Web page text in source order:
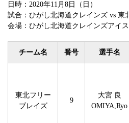
日時：2020年11月8日（日）
試合：ひがし北海道クレインズ vs 東
会場：ひがし北海道クレインズアイ
チーム名 番号 選手名
東北フリー
ブレイズ
9
大宮 良
OMIYA,Ryo